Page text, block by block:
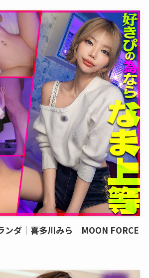
ンダ｜喜多川みら｜MOON FORCE